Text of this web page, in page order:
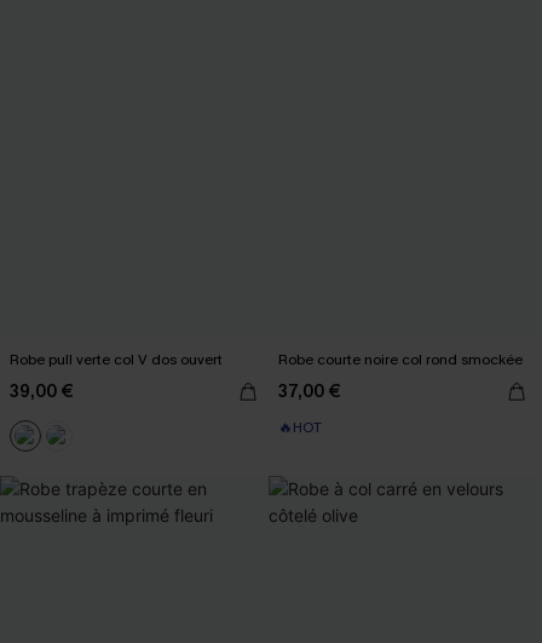
Robe pull verte col V dos ouvert
39,00 €
Robe courte noire col rond smockée
37,00 €
🔥HOT